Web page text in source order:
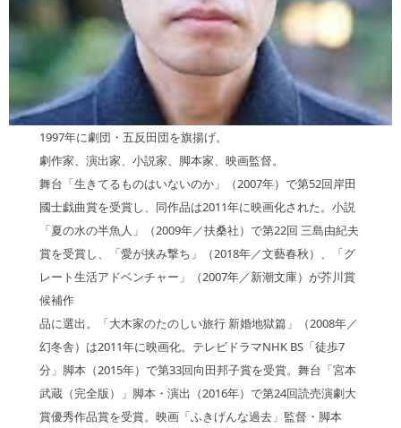
1997年に劇団・五反田団を旗揚げ。
劇作家、演出家、小説家、脚本家、映画監督。
舞台「生きてるものはいないのか」（2007年）で第52回岸田
國士戯曲賞を受賞し、同作品は2011年に映画化された。小説
「夏の水の半魚人」（2009年／扶桑社）で第22回 三島由紀夫
賞を受賞し、「愛が挟み撃ち」（2018年／文藝春秋）、「グ
レート生活アドベンチャー」（2007年／新潮文庫）が芥川賞
候補作
品に選出。「大木家のたのしい旅行 新婚地獄篇」（2008年／
幻冬舎）は2011年に映画化。テレビドラマNHK BS「徒歩7
分」脚本（2015年）で第33回向田邦子賞を受賞。舞台「宮本
武蔵（完全版）」脚本・演出（2016年）で第24回読売演劇大
賞優秀作品賞を受賞。映画「ふきげんな過去」監督・脚本